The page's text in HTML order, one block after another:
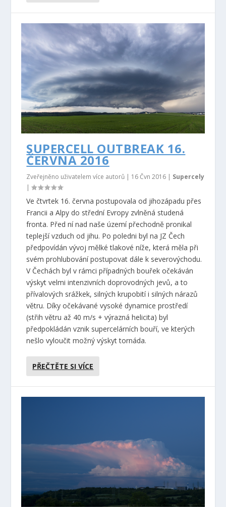
SUPERCELL OUTBREAK 16.
ČERVNA 2016
Zveřejněno uživatelem více autorů | 16 Čvn 2016 | Supercely
|
Ve čtvrtek 16. června postupovala od jihozápadu přes
Francii a Alpy do střední Evropy zvlněná studená
fronta. Před ní nad naše území přechodně pronikal
teplejší vzduch od jihu. Po poledni byl na JZ Čech
předpovídán vývoj mělké tlakové níže, která měla při
svém prohlubování postupovat dále k severovýchodu.
V Čechách byl v rámci případných bouřek očekáván
výskyt velmi intenzivních doprovodných jevů, a to
přívalových srážkek, silných krupobití i silných nárazů
větru. Díky očekávané vysoké dynamice prostředí
(střih větru až 40 m/s + výrazná helicita) byl
předpokládán vznik supercelárních bouří, ve kterých
nešlo vyloučit možný výskyt tornáda.
PŘEČTĚTE SI VÍCE